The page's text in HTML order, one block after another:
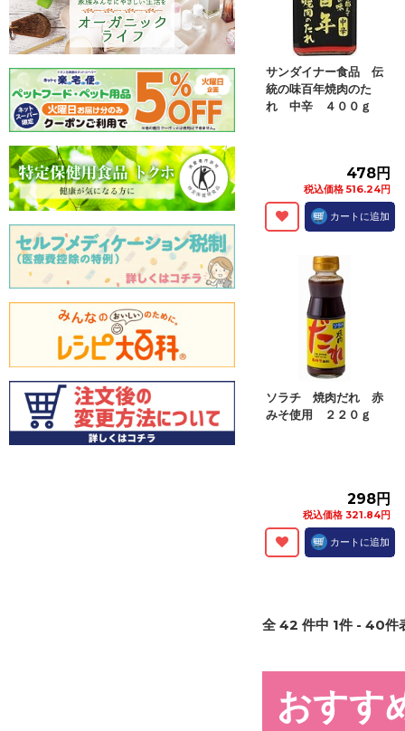
サンダイナー食品 伝
統の味百年焼肉のた
れ 中辛 ４００ｇ
478円
税込価格 516.24円
カートに追加
ソラチ 焼肉だれ 赤
みそ使用 ２２０ｇ
298円
税込価格 321.84円
カートに追加
全42 件中 1件 - 40件
おすす